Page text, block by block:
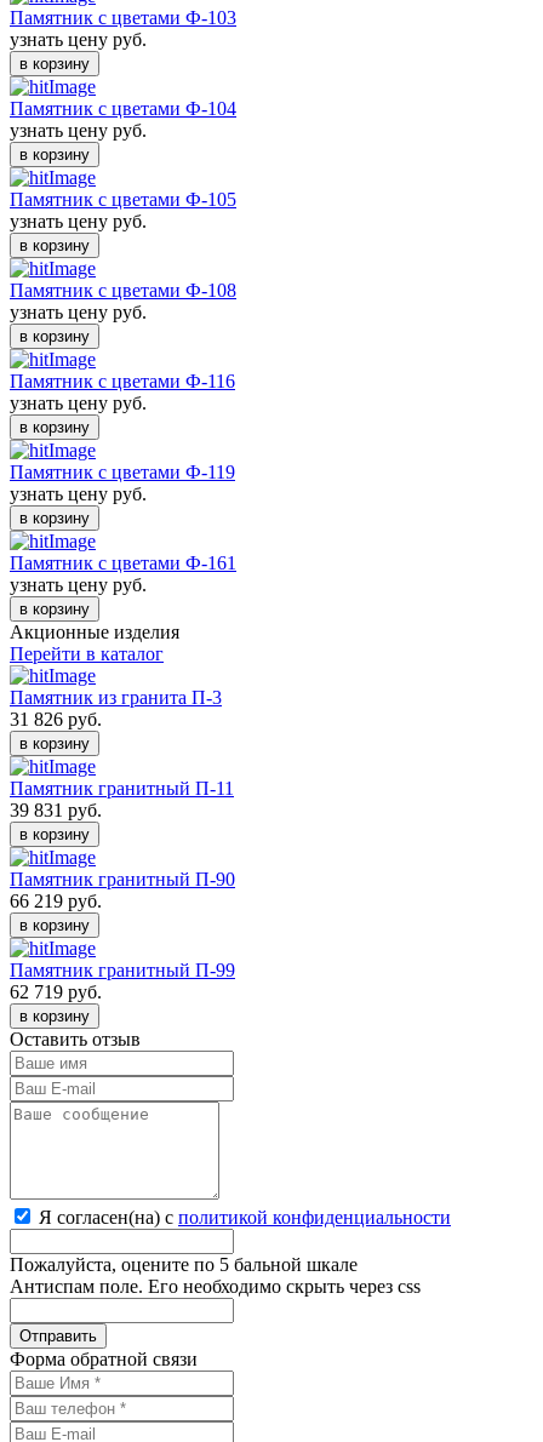
Памятник с цветами Ф-103
узнать цену руб.
в корзину
Памятник с цветами Ф-104
узнать цену руб.
в корзину
Памятник с цветами Ф-105
узнать цену руб.
в корзину
Памятник с цветами Ф-108
узнать цену руб.
в корзину
Памятник с цветами Ф-116
узнать цену руб.
в корзину
Памятник с цветами Ф-119
узнать цену руб.
в корзину
Памятник с цветами Ф-161
узнать цену руб.
в корзину
Акционные изделия
Перейти в каталог
Памятник из гранита П-3
31 826 руб.
в корзину
Памятник гранитный П-11
39 831 руб.
в корзину
Памятник гранитный П-90
66 219 руб.
в корзину
Памятник гранитный П-99
62 719 руб.
в корзину
Оставить отзыв
Я согласен(на) с политикой конфиденциальности
Пожалуйста, оцените по 5 бальной шкале
Антиспам поле. Его необходимо скрыть через css
Форма обратной связи